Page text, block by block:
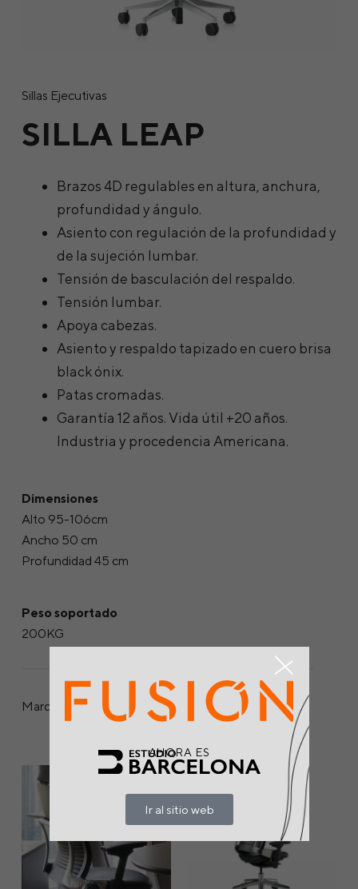
Sillas Ejecutivas
SILLA LEAP
Brazos 4D regulables en altura, anchura,
profundidad y ángulo.
Asiento con regulación de la profundidad y
de la sujeción lumbar.
Tensión de basculación del respaldo.
Tensión lumbar.
Apoya cabezas.
Asiento y respaldo tapizado en cuero brisa
black ónix.
Patas cromadas.
Garantía 12 años. Vida útil +20 años.
Industria y procedencia Americana.
Dimensiones
Alto 95-106cm
Ancho 50 cm
Profundidad 45 cm
Peso soportado
200KG
Marca:
AHORA ES
Ir al sitio web